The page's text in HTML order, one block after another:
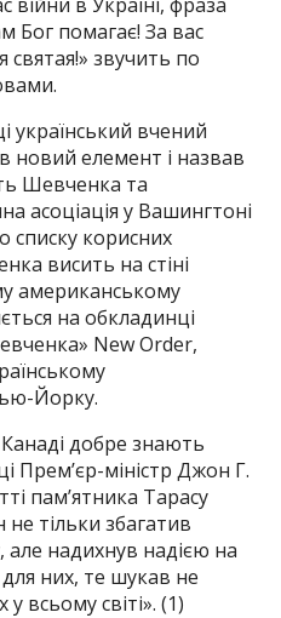
Бог помагає! За вас
святая!» звучить по
український вчений
новий елемент і назвав
Шевченка та
асоціація у Вашингтоні
списку корисних
висить на стіні
американському
на обкладинці
New Order,
Йорку.
добре знають
Прем’єр-міністр Джон Г.
пам’ятника Тарасу
тільки збагатив
але надихнув надією на
них, те шукав не
всьому світі». (1)